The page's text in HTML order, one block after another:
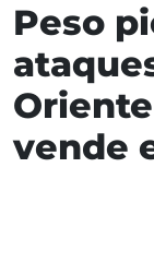
Peso
vende